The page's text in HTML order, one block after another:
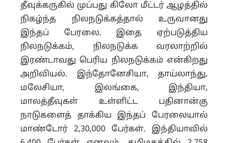
தீவுக்கருகில் முப்பது கிலோ மீட்டர் ஆழத்தில்
நிகழ்ந்த நிலநடுக்கத்தால் உருவானது
இந்தப் பேரலை. இதை ஏற்படுத்திய
நிலநடுக்கம், நிலநடுக்க வரலாற்றில்
இரண்டாவது பெரிய நிலநடுக்கம் என்கிறது
அறிவியல். இந்தோனேசியா, தாய்லாந்து,
மலேசியா, இலங்கை, இந்தியா,
மாலத்தீவுகள் உள்ளிட்ட பதினான்கு
நாடுகளைத் தாக்கிய இந்தப் பேரலையால்
மாண்டோர் 2,30,000 பேர்கள். இந்தியாவில்